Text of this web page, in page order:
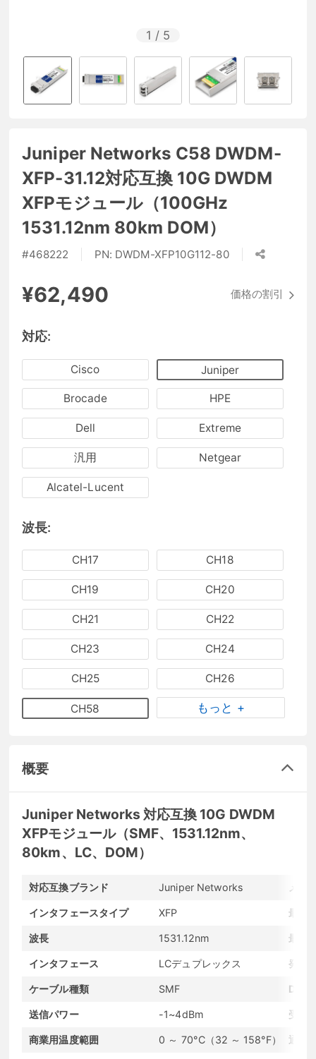
1 / 5
Juniper Networks C58 DWDM-
XFP-31.12対応互換 10G DWDM
XFPモジュール（100GHz
1531.12nm 80km DOM）
#468222 PN: DWDM-XFP10G112-80
¥62,490 価格の割引
対応:
Cisco Juniper
Brocade HPE
Dell Extreme
汎用 Netgear
Alcatel-Lucent
波長:
CH17 CH18
CH19 CH20
CH21 CH22
CH23 CH24
CH25 CH26
CH58 もっと +
概要
Juniper Networks 対応互換 10G DWDM
XFPモジュール（SMF、1531.12nm、
80km、LC、DOM）
対応互換ブランド Juniper Networks メー
インタフェースタイプ XFP 最大
波長 1531.12nm 最大
インタフェース LCデュプレックス 発光
ケーブル種類 SMF DOM
送信パワー -1~4dBm 受信
商業用温度範囲 0 ～ 70°C（32 ～ 158°F） 通信